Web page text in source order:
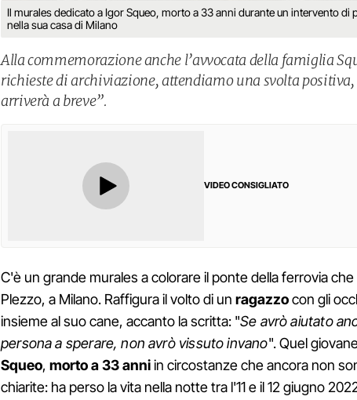
Il murales dedicato a Igor Squeo, morto a 33 anni durante un intervento di
nella sua casa di Milano
Alla commemorazione anche l’avvocata della famiglia
richieste di archiviazione, attendiamo una svolta positiva,
arriverà a breve”.
VIDEO CONSIGLIATO
C'è un grande murales a colorare il ponte della ferrovia
Plezzo, a Milano. Raffigura il volto di un ragazzocon gli
insieme al suo cane, accanto la scritta: "Se avrò aiutato
persona a sperare, non avrò vissuto invano". Quel
Squeo, morto a 33 anniin circostanze che ancora non
chiarite: ha perso la vita nella notte tra l'11 e il 12 giugno